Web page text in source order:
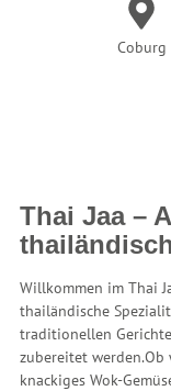
Coburg
Thai Jaa –
Willkommen im Thai
thailändische
traditionellen
zubereitet werden.Ob
knackiges Wok-